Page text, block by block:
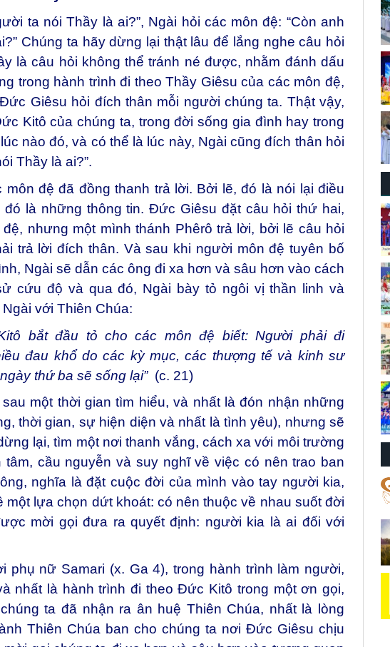
ta nói Thầy là ai?”, Ngài hỏi các môn đệ: “Còn anh
Chúng ta hãy dừng lại thật lâu để lắng nghe câu hỏi
là câu hỏi không thể tránh né được, nhằm đánh dấu
trong hành trình đi theo Thầy Giêsu của các môn đệ,
Giêsu hỏi đích thân mỗi người chúng ta. Thật vậy,
Kitô của chúng ta, trong đời sống gia đình hay trong
nào đó, và có thể là lúc này, Ngài cũng đích thân hỏi
Thầy là ai?”.
đệ đã đồng thanh trả lời. Bởi lẽ, đó là nói lại điều
là những thông tin. Đức Giêsu đặt câu hỏi thứ hai,
nhưng một mình thánh Phêrô trả lời, bởi lẽ câu hỏi
trả lời đích thân. Và sau khi người môn đệ tuyên bố
Ngài sẽ dẫn các ông đi xa hơn và sâu hơn vào cách
cứu độ và qua đó, Ngài bày tỏ ngôi vị thần linh và
với Thiên Chúa:
bắt đầu tỏ cho các môn đệ biết: Người phải đi
đau khổ do các kỳ mục, các thượng tế và kinh sư
thứ ba sẽ sống lại” (c. 21)
một thời gian tìm hiểu, và nhất là đón nhận những
thời gian, sự hiện diện và nhất là tình yêu), nhưng sẽ
lại, tìm một nơi thanh vắng, cách xa với môi trường
cầu nguyễn và suy nghĩ về việc có nên trao ban
nghĩa là đặt cuộc đời của mình vào tay người kia,
một lựa chọn dứt khoát: có nên thuộc về nhau suốt đời
mời gọi đưa ra quyết định: người kia là ai đối với
phụ nữ Samari (x. Ga 4), trong hành trình làm người,
nhất là hành trình đi theo Đức Kitô trong một ơn gọi,
ta đã nhận ra ân huệ Thiên Chúa, nhất là lòng
Thiên Chúa ban cho chúng ta nơi Đức Giêsu chịu